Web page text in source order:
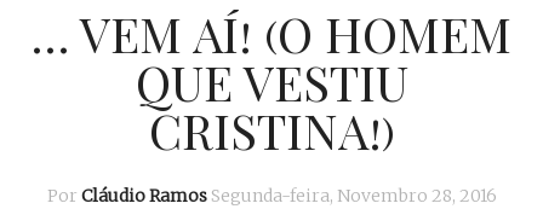
ACTUALIDADE
… VEM AÍ! (O HOMEM
QUE VESTIU
CRISTINA!)
Por Cláudio Ramos Segunda-feira, Novembro 28, 2016